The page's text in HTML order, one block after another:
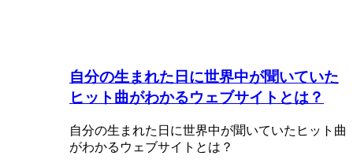
自分の生まれた日に世界中が聞いていた
ヒット曲がわかるウェブサイトとは？
自分の生まれた日に世界中が聞いていたヒット曲
がわかるウェブサイトとは？